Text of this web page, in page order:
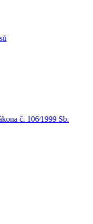
č. 106⁄1999 Sb.